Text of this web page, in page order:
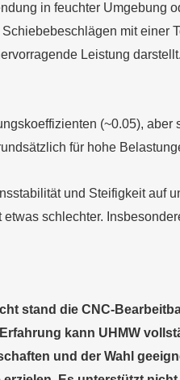
in feuchter Umgebung
mit einer
Leistung darstellt.
(~0.05),
für hohe
und Steifigkeit auf
schlechter.
stand die CNC-
kann UHMW
und der Wahl